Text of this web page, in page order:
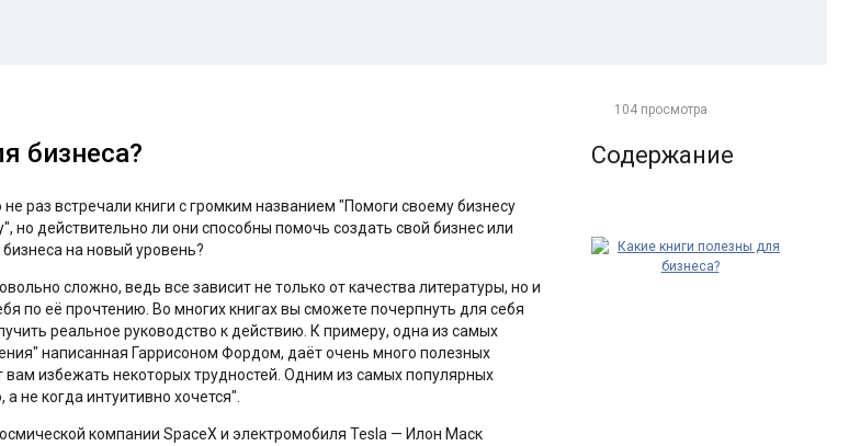
Содержание
бизнеса?
104 просмотра
раз встречали книги с громким названием "Помоги своему бизнесу
но действительно ли они способны помочь создать свой бизнес или
на новый уровень?
сложно, ведь все зависит не только от качества литературы, но и
по её прочтению. Во многих книгах вы сможете почерпнуть для себя
реальное руководство к действию. К примеру, одна из самых
написанная Гаррисоном Фордом, даёт очень много полезных
избежать некоторых трудностей. Одним из самых популярных
не когда интуитивно хочется".
компании SpaceX и электромобиля Tesla — Илон Маск